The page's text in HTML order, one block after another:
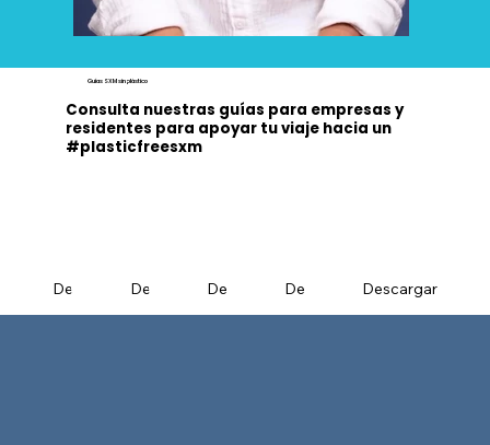
Guías SXM sin plástico
Consulta nuestras guías para empresas y
residentes para apoyar tu viaje hacia un
#plasticfreesxm
Descargar Descargar Descargar Descargar Descargar